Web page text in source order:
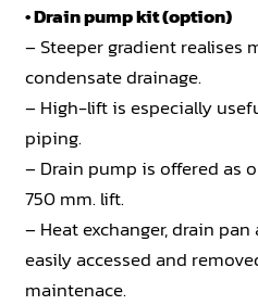
• Drain pump kit (option)
– Steeper gradient realises
condensate drainage.
– High-lift is especially
piping.
– Drain pump is offered as
750 mm. lift.
– Heat exchanger, drain
easily accessed and
maintenace.